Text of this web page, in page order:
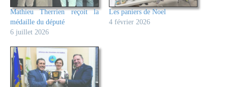
Mathieu Therrien reçoit la
médaille du député
6 juillet 2026
Les paniers de Noel
4 février 2026